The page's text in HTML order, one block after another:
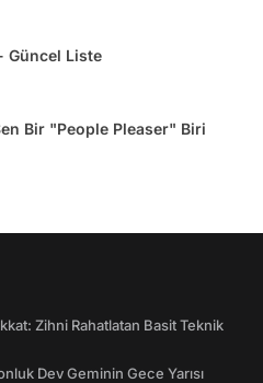
Güncel Liste
Bir "People Pleaser" Biri
Zihni Rahatlatan Basit Teknik
Dev Geminin Gece Yarısı